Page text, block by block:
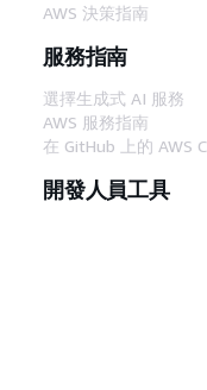
AWS 決策指南
服務指南
選擇生成式 AI 服務
AWS 服務指南
在 GitHub 上的 AWS
開發人員工具